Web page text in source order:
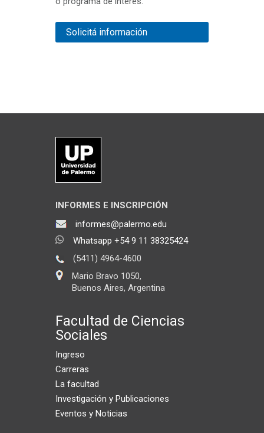
Solicitá información
INFORMES E INSCRIPCIÓN
informes@palermo.edu
Whatsapp +54 9 11 38325424
(5411) 4964-4600
Mario Bravo 1050,
Buenos Aires, Argentina
Facultad de Ciencias
Sociales
Ingreso
Carreras
La facultad
Investigación y Publicaciones
Eventos y Noticias